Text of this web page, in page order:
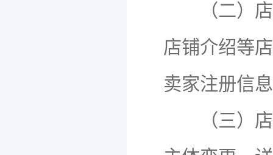
（二）店
店铺介绍等
卖家注册信
（三）店